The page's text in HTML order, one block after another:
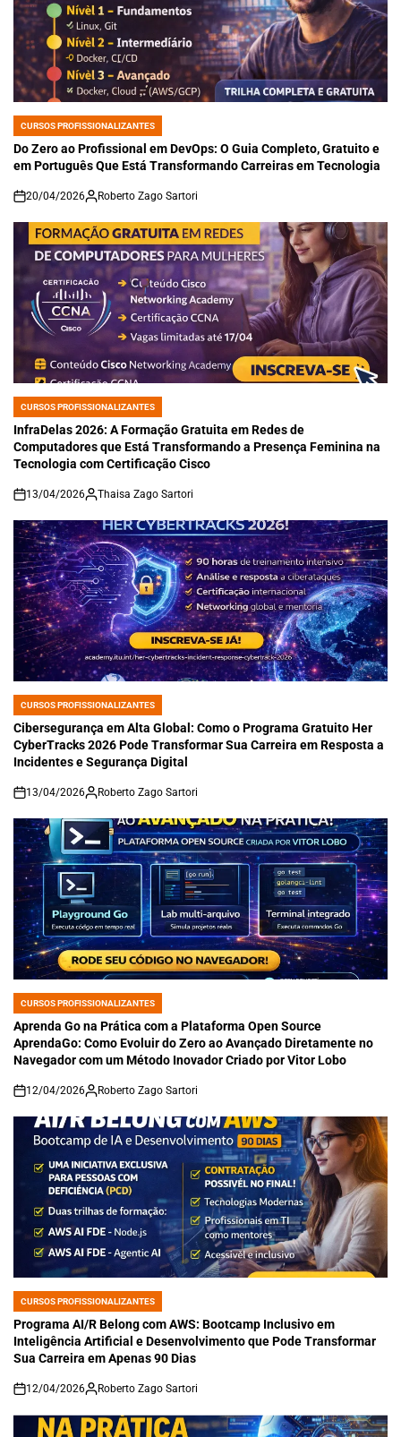
POSTED
IN
CURSOS PROFISSIONALIZANTES
Do Zero ao Profissional em DevOps: O Guia Completo, Gratuito e
em Português Que Está Transformando Carreiras em Tecnologia
on
20/04/2026 Roberto Zago Sartori
POSTED
IN
CURSOS PROFISSIONALIZANTES
InfraDelas 2026: A Formação Gratuita em Redes de
Computadores que Está Transformando a Presença Feminina na
Tecnologia com Certificação Cisco
on
13/04/2026 Thaisa Zago Sartori
POSTED
IN
CURSOS PROFISSIONALIZANTES
Cibersegurança em Alta Global: Como o Programa Gratuito Her
CyberTracks 2026 Pode Transformar Sua Carreira em Resposta a
Incidentes e Segurança Digital
on
13/04/2026 Roberto Zago Sartori
POSTED
IN
CURSOS PROFISSIONALIZANTES
Aprenda Go na Prática com a Plataforma Open Source
AprendaGo: Como Evoluir do Zero ao Avançado Diretamente no
Navegador com um Método Inovador Criado por Vitor Lobo
on
12/04/2026 Roberto Zago Sartori
POSTED
IN
CURSOS PROFISSIONALIZANTES
Programa AI/R Belong com AWS: Bootcamp Inclusivo em
Inteligência Artificial e Desenvolvimento que Pode Transformar
Sua Carreira em Apenas 90 Dias
on
12/04/2026 Roberto Zago Sartori